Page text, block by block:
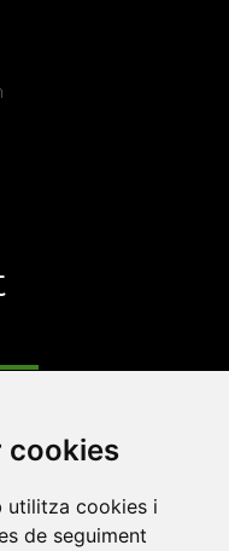
cookies
utilitza cookies i
de seguiment